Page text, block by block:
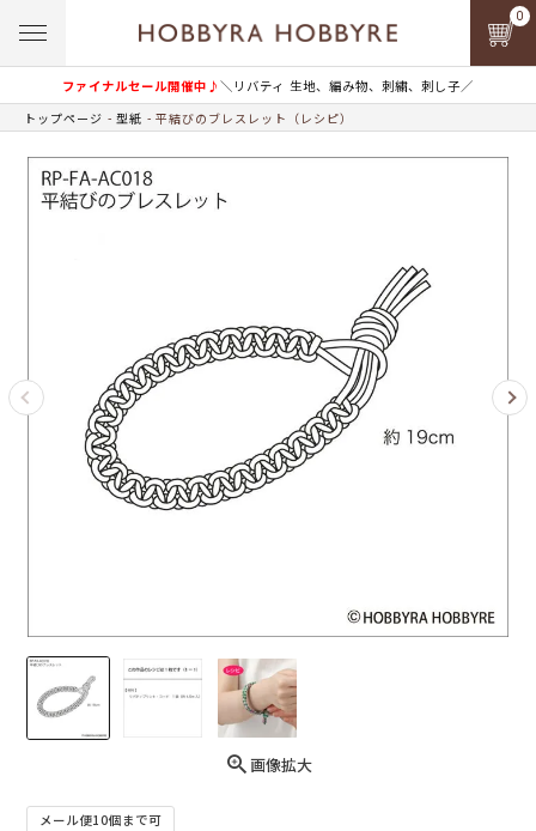
ファイナルセール開催中♪＼リバティ 生地、編み物、刺繍、刺し子／
0
トップページ 型紙 平結びのブレスレット（レシピ）
画像拡大
メール便10個まで可